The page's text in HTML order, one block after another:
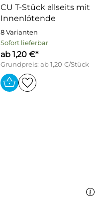
CU T-Stück allseits mit
Innenlötende
8 Varianten
Sofort lieferbar
ab 1,20 €*
Grundpreis: ab 1,20 €/Stück